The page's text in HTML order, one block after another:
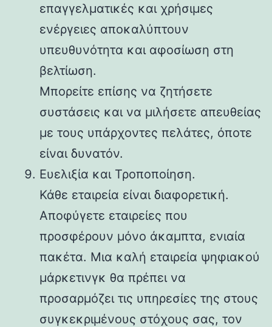
επαγγελματικές και χρήσιμες
ενέργειες αποκαλύπτουν
υπευθυνότητα και αφοσίωση στη
βελτίωση.
Μπορείτε επίσης να ζητήσετε
συστάσεις και να μιλήσετε απευθείας
με τους υπάρχοντες πελάτες, όποτε
είναι δυνατόν.
Ευελιξία και Τροποποίηση.
Κάθε εταιρεία είναι διαφορετική.
Αποφύγετε εταιρείες που
προσφέρουν μόνο άκαμπτα, ενιαία
πακέτα. Μια καλή εταιρεία ψηφιακού
μάρκετινγκ θα πρέπει να
προσαρμόζει τις υπηρεσίες της στους
συγκεκριμένους στόχους σας, τον